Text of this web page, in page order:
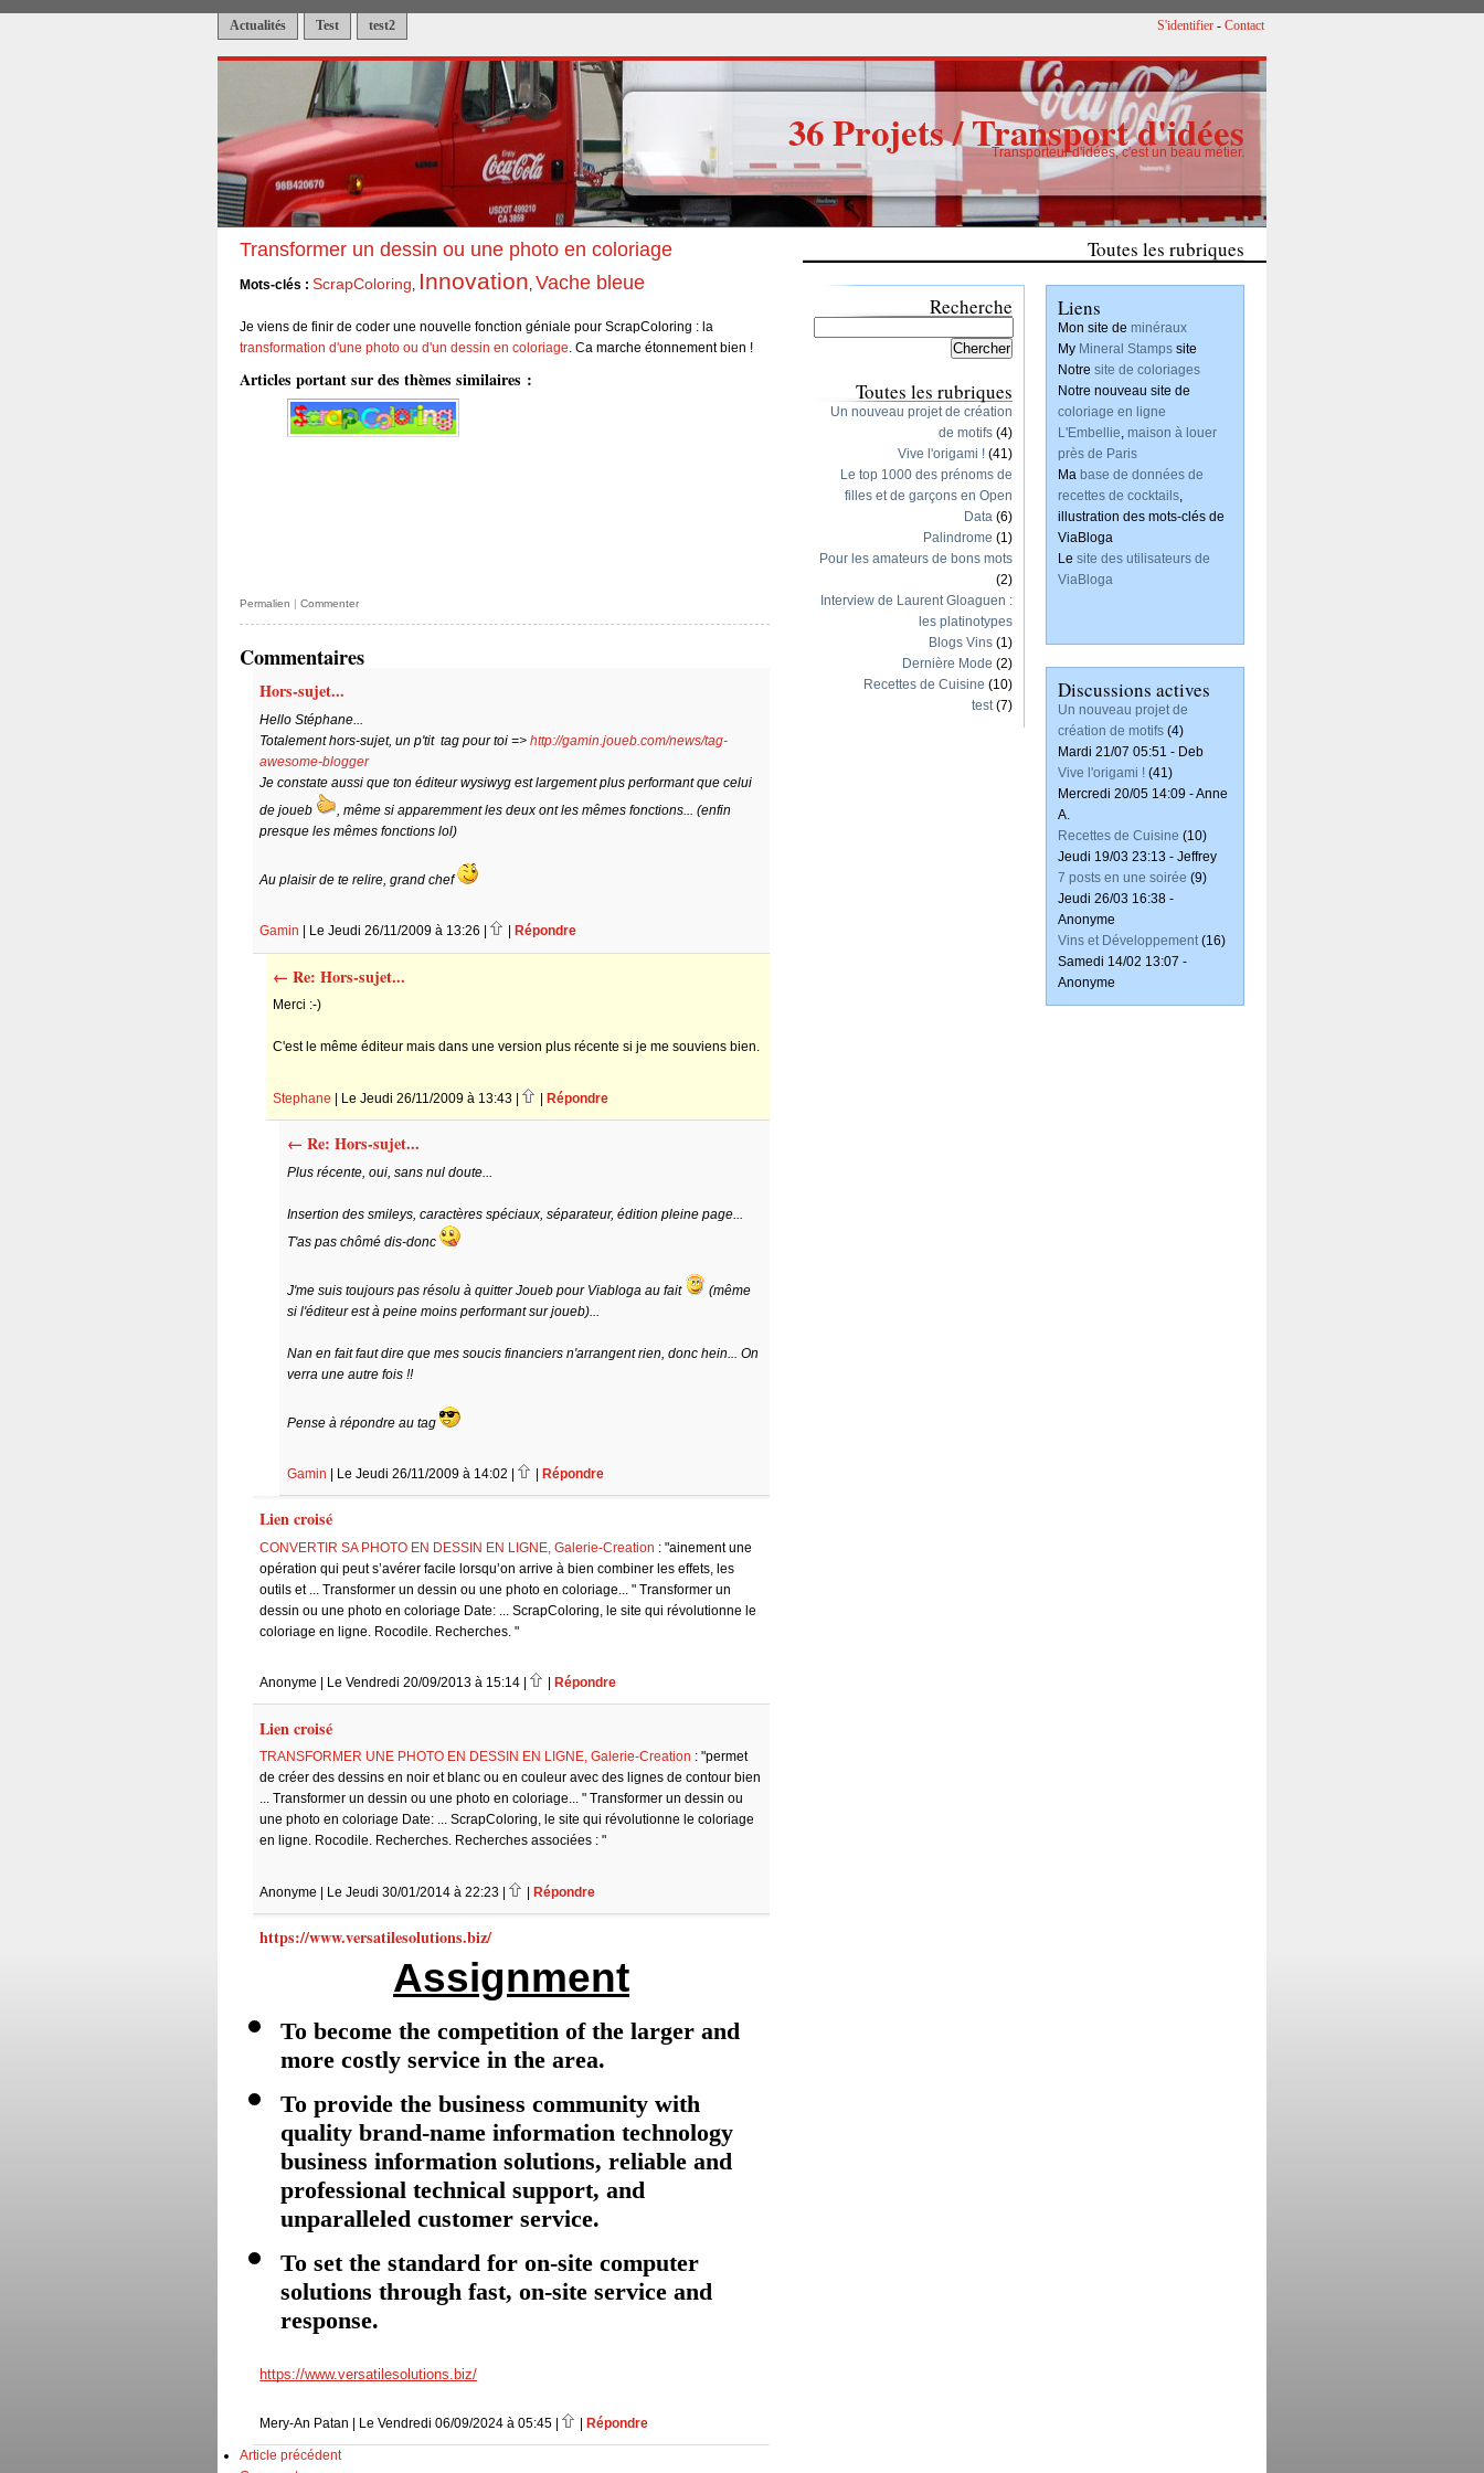
Actualités Test test2 S'identifier - Contact
36 Projets / Transport d'idées
Transporteur d'idées, c'est un beau métier.
Transformer un dessin ou une photo en coloriage
Mots-clés : ScrapColoring, Innovation, Vache bleue
Je viens de finir de coder une nouvelle fonction géniale pour ScrapColoring : la
transformation d'une photo ou d'un dessin en coloriage. Ca marche étonnement bien !
Articles portant sur des thèmes similaires :
Permalien | Commenter
Commentaires
Hors-sujet...
Hello Stéphane...
Totalement hors-sujet, un p'tit tag pour toi =>http://gamin.joueb.com/news/tag-
awesome-blogger
Je constate aussi que ton éditeur wysiwyg est largement plus performant que celui
de joueb
, même si apparemment les deux ont les mêmes fonctions... (enfin
presque les mêmes fonctions lol)
Au plaisir de te relire, grand chef
Gamin | Le Jeudi 26/11/2009 à 13:26 | Répondre
← Re: Hors-sujet...
Merci :-)
C'est le même éditeur mais dans une version plus récente si je me souviens bien.
Stephane | Le Jeudi 26/11/2009 à 13:43 | |Répondre
← Re: Hors-sujet...
Plus récente, oui, sans nul doute...
Insertion des smileys, caractères spéciaux, séparateur, édition pleine page...
T'as pas chômé dis-donc
J'me suis toujours pas résolu à quitter Joueb pour Viabloga au fait
(même
si l'éditeur est à peine moins performant sur joueb)...
Nan en fait faut dire que mes soucis financiers n'arrangent rien, donc hein... On
verra une autre fois !!
Pense à répondre au tag
Gamin | Le Jeudi 26/11/2009 à 14:02 | Répondre
Lien croisé
CONVERTIR SA PHOTO EN DESSIN EN LIGNE, Galerie-Creation : "ainement une
opération qui peut s’avérer facile lorsqu’on arrive à bien combiner les effets, les
outils et ... Transformer un dessin ou une photo en coloriage... " Transformer un
dessin ou une photo en coloriage Date: ... ScrapColoring, le site qui révolutionne le
coloriage en ligne. Rocodile. Recherches. "
Anonyme | Le Vendredi 20/09/2013 à 15:14 | Répondre
Lien croisé
TRANSFORMER UNE PHOTO EN DESSIN EN LIGNE, Galerie-Creation : "permet
de créer des dessins en noir et blanc ou en couleur avec des lignes de contour bien
... Transformer un dessin ou une photo en coloriage... " Transformer un dessin ou
une photo en coloriage Date: ... ScrapColoring, le site qui révolutionne le coloriage
en ligne. Rocodile. Recherches. Recherches associées : "
Anonyme | Le Jeudi 30/01/2014 à 22:23 | |Répondre
https://www.versatilesolutions.biz/
Assignment
To become the competition of the larger and
more costly service in the area.
To provide the business community with
quality brand-name information technology
business information solutions, reliable and
professional technical support, and
unparalleled customer service.
To set the standard for on-site computer
solutions through fast, on-site service and
response.
https://www.versatilesolutions.biz/
Mery-An Patan | Le Vendredi 06/09/2024 à 05:45 | Répondre
Article précédent
Toutes les rubriques
Un nouveau projet de création de motifs
Recherche
Toutes les rubriques
Un nouveau projet de création
de motifs (4)
Vive l'origami ! (41)
Le top 1000 des prénoms de
filles et de garçons en Open
Data (6)
Palindrome (1)
Pour les amateurs de bons mots
(2)
Interview de Laurent Gloaguen :
les platinotypes
Blogs Vins (1)
Dernière Mode (2)
Recettes de Cuisine (10)
test(7)
Liens
Mon site de minéraux
My Mineral Stamps site
Notre site de coloriages
Notre nouveau site de
coloriage en ligne
L'Embellie, maison à louer
près de Paris
Ma base de données de
recettes de cocktails,
illustration des mots-clés de
ViaBloga
Le site des utilisateurs de
ViaBloga
Discussions actives
Un nouveau projet de
création de motifs (4)
Mardi 21/07 05:51 - Deb
Vive l'origami ! (41)
Mercredi 20/05 14:09 - Anne
A.
Recettes de Cuisine (10)
Jeudi 19/03 23:13 - Jeffrey
7 posts en une soirée (9)
Jeudi 26/03 16:38 -
Anonyme
Vins et Développement(16)
Samedi 14/02 13:07 -
Anonyme